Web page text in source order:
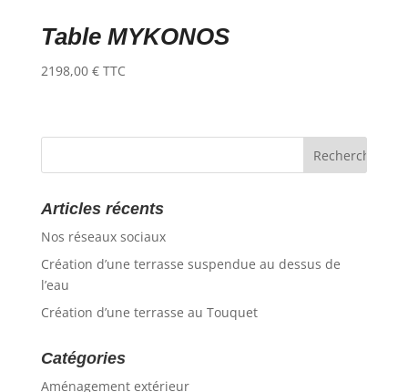
Table MYKONOS
2198,00 € TTC
Articles récents
Nos réseaux sociaux
Création d’une terrasse suspendue au dessus de
l’eau
Création d’une terrasse au Touquet
Catégories
Aménagement extérieur